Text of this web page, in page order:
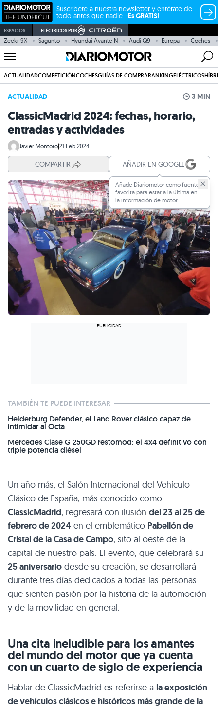
Suscríbete a nuestra newsletter y entérate de
todo antes que nadie. ¡Es GRATIS!
ESPACIOS ELÉCTRICOS POR
Zeekr 9X Sagunto Hyundai Avante N Audi Q9 Europa Coches
ACTUALIDADCOMPETICIÓNCOCHESGUÍAS DE COMPRARANKINGELÉCTRICOS
ACTUALIDAD 3 MIN
ClassicMadrid 2024: fechas, horario,
entradas y actividades
Javier Montoro|21 Feb 2024
COMPARTIR AÑADIR EN GOOGLE
Añade Diariomotor como fuente
favorita para estar a la última en
la información de motor.
TAMBIÉN TE PUEDE INTERESAR
Helderburg Defender, el Land Rover clásico capaz de
intimidar al Octa
Mercedes Clase G 250GD restomod: el 4x4 definitivo con
triple potencia diésel
Un año más, el Salón Internacional del Vehículo
Clásico de España, más conocido como
ClassicMadrid, regresará con ilusión del 23 al 25 de
febrero de 2024 en el emblemático Pabellón de
Cristal de la Casa de Campo, sito al oeste de la
capital de nuestro país. El evento, que celebrará su
25 aniversario desde su creación, se desarrollará
durante tres días dedicados a todas las personas
que sienten pasión por la historia de la automoción
y de la movilidad en general.
Una cita ineludible para los amantes
del mundo del motor que ya cuenta
con un cuarto de siglo de experiencia
Hablar de ClassicMadrid es referirse a la exposición
de vehículos clásicos e históricos más grande de la